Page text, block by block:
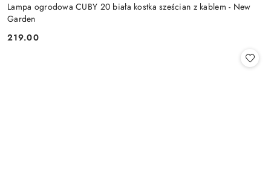
Lampa ogrodowa CUBY 20 biała kostka sześcian z kablem - New
Garden
Cena:
219.00